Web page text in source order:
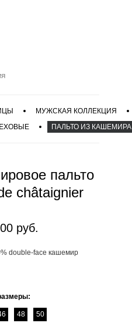
МУЖСКАЯ КОЛЛЕКЦИЯ
ПАЛЬТО ИЗ КАШЕМИРА
пальто
châtaignier
руб.
double-face кашемир
48 50